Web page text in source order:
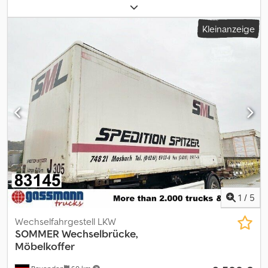
, Laderaumlänge:
Laderaumbreite:2.430 mm, Laderaumhöhe:2.680 mm, Baujahr:
, Fahrzeugstandort: Bovenden, Portaltüren Aufbau:
Möbelkoffer Wechselaufbau, 40x VORHANDEN! Bj. 1978 - 2001
ZUBEHÖRANGABEN OHNE GEWÄHR, Änderungen,
Zwischenverkauf und Irrtümer vorbehalten! - . Djdei Rly Rjpfx
Aipsck
Kleinanzeige
1 / 5
Wechselfahrgestell LKW
SOMMER Wechselbrücke,
Möbelkoffer